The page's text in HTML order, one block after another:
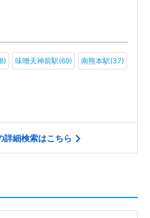
味噌天神前駅(69) 南熊本駅(37)
詳細検索はこちら